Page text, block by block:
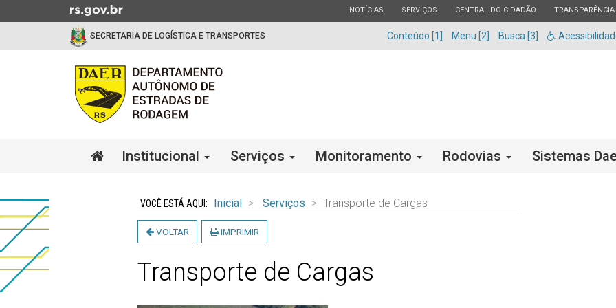
para
ESTADO
NOTÍCIAS ESTADO
SERVIÇOS ESTADO
CENTRAL DO CIDADÃO ESTADO
TRANSPARÊNCIA
SECRETARIA DE LOGÍSTICA E TRANSPORTES Conteúdo [1] Menu [2] Busca [3]
Institucional Serviços Monitoramento Rodovias Sistemas
do
conteúdo
Inicial Serviços Transporte de Cargas
VOLTAR IMPRIMIR
Transporte de Cargas